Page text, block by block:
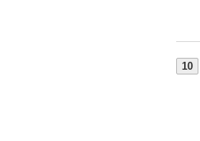
10